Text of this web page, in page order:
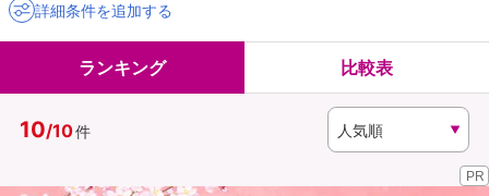
イオングループ従業員さま向け
資料請求 訪問相談
詳細条件を追加する
ランキング 比較表
10/10件
PR